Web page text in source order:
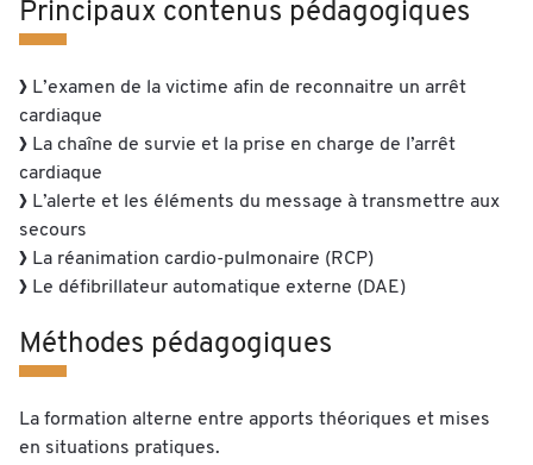
Principaux contenus pédagogiques
L’examen de la victime afin de reconnaitre un arrêt
cardiaque
La chaîne de survie et la prise en charge de l’arrêt
cardiaque
L’alerte et les éléments du message à transmettre aux
secours
La réanimation cardio-pulmonaire (RCP)
Le défibrillateur automatique externe (DAE)
Méthodes pédagogiques
La formation alterne entre apports théoriques et mises
en situations pratiques.